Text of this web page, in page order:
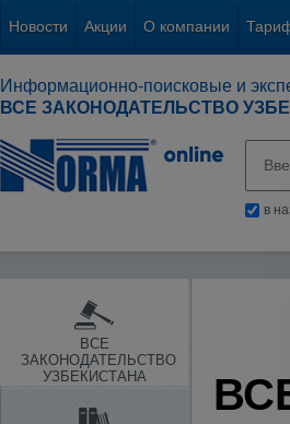
Новости Акции О компании
Информационно-поисковые и
ВСЕ ЗАКОНОДАТЕЛЬСТВО
в
ВСЕ
ЗАКОНОДАТЕЛЬСТВО
УЗБЕКИСТАНА